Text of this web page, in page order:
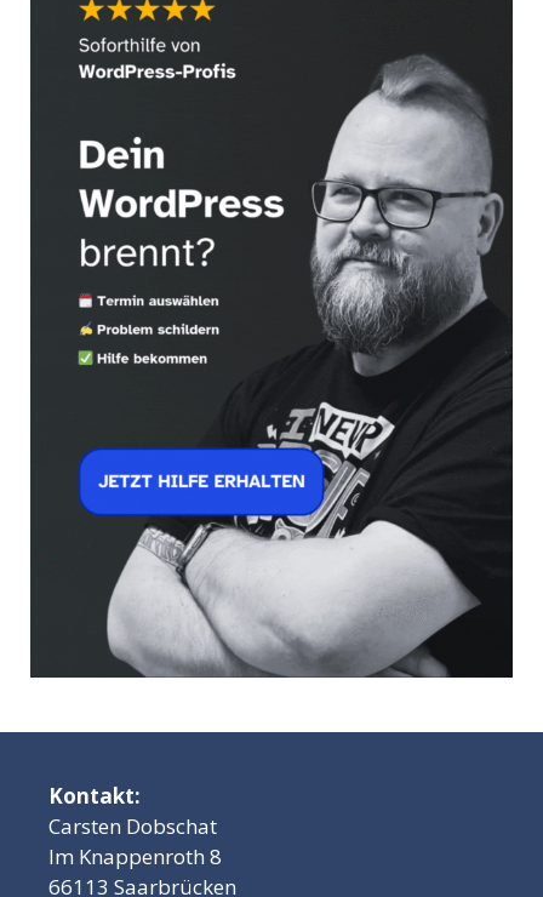
Kontakt:
Carsten Dobschat
Im Knappenroth 8
66113 Saarbrücken